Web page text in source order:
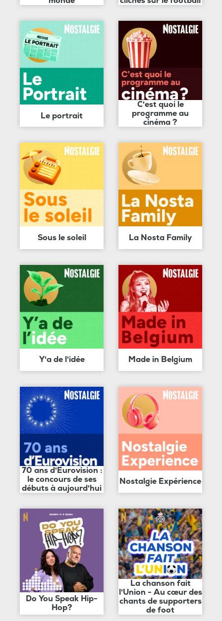
Le portrait
C'est quoi le
programme au
cinéma ?
Sous le soleil La Nosta Family
Y'a de l'idée Made in Belgium
70 ans d'Eurovision :
le concours de ses
débuts à aujourd'hui
Nostalgie Expérience
Do You Speak Hip-
Hop?
La chanson fait
l'Union - Au cœur des
chants de supporters
de foot